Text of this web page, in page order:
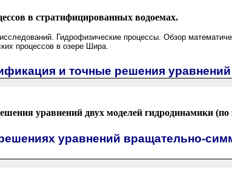
в стратифицированных водоемах.
Гидрофизические процессы. Обзор
процессов в озере Шира.
и точные решения
уравнений двух моделей гидродинамики (по
уравнений вращательно-